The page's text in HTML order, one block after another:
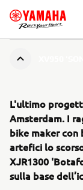
XV950
L'ultimo
Amsterdam. I
bike maker con
artefici lo
XJR1300
sulla base